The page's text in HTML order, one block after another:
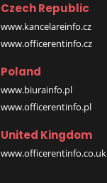
Czech Republic
www.kancelareinfo.cz
www.officerentinfo.cz
Poland
www.biurainfo.pl
www.officerentinfo.pl
United Kingdom
www.officerentinfo.co.uk